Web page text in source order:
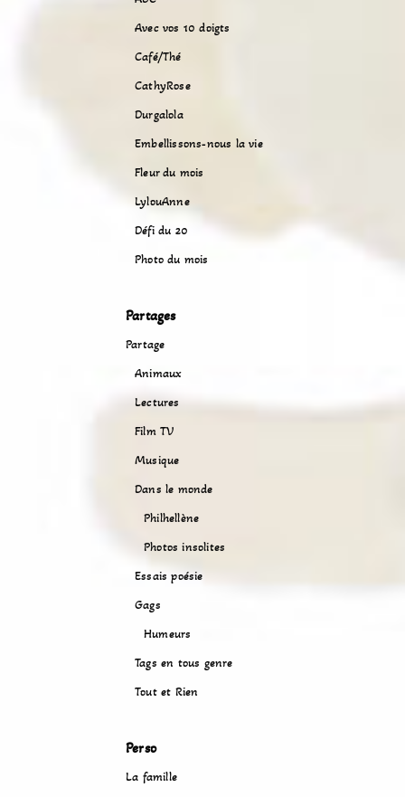
Avec vos 10 doigts
Café/Thé
CathyRose
Durgalola
Embellissons-nous la vie
Fleur du mois
LylouAnne
Défi du 20
Photo du mois
Partages
Partage
Animaux
Lectures
Film TV
Musique
Dans le monde
Philhellène
Photos insolites
Essais poésie
Gags
Humeurs
Tags en tous genre
Tout et Rien
Perso
La famille